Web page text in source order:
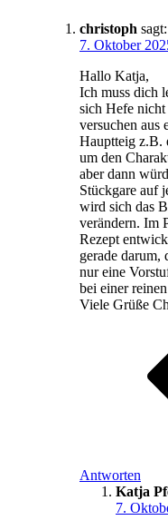
christoph sagt:
7. Oktober
Hallo Katja,
Ich muss dich
sich Hefe
versuchen aus
Hauptteig z.B.
um den
aber dann
Stückgare auf
wird sich das
verändern. Im
Rezept
gerade darum,
nur eine
bei einer
Viele Grüße
Antworten
Katja
7.